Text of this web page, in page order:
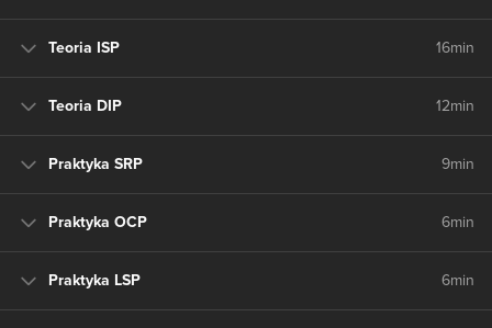
Teoria ISP 16min
Teoria DIP 12min
Praktyka SRP 9min
Praktyka OCP 6min
Praktyka LSP 6min